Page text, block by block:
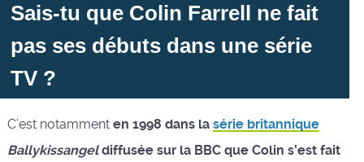
Sais-tu que Colin Farrell ne fait
pas ses débuts dans une série
TV ?
C’est notamment en 1998 dans la série britannique
Ballykissangeldiffusée sur la BBC que Colin s’est fait